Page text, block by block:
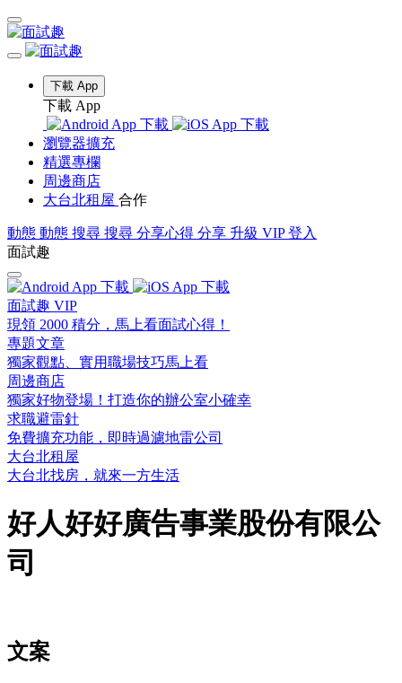
下載 App
下載 App
瀏覽器擴充
精選專欄
周邊商店
大台北租屋 合作
動態 動態 搜尋 搜尋 分享心得 分享 升級 VIP 登入
面試趣
面試趣 VIP
現領 2000 積分，馬上看面試心得！
專題文章
獨家觀點、實用職場技巧馬上看
周邊商店
獨家好物登場！打造你的辦公室小確幸
求職避雷針
免費擴充功能，即時過濾地雷公司
大台北租屋
大台北找房，就來一方生活
好人好好廣告事業股份有限公
司
文案